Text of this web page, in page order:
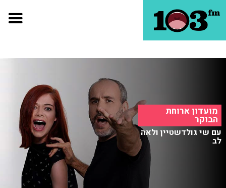
מועדון ארוחת
הבוקר
עם שי גולדשטיין ולאה
לב